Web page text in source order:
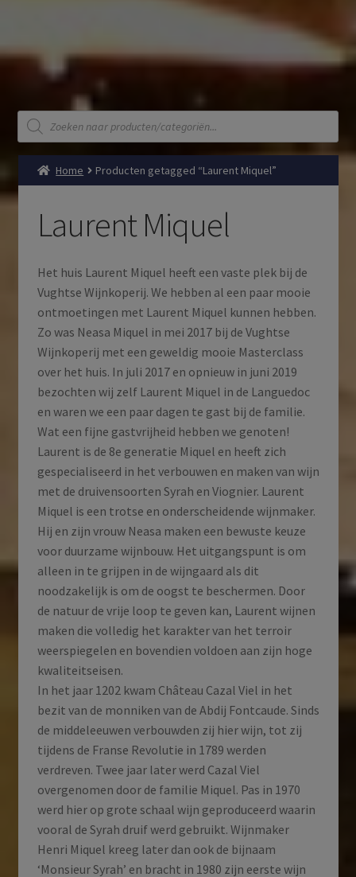
Producten
zoeken
Home Producten getagged “Laurent Miquel”
Laurent Miquel
Het huis Laurent Miquel heeft een vaste plek bij de
Vughtse Wijnkoperij. We hebben al een paar mooie
ontmoetingen met Laurent Miquel kunnen hebben.
Zo was Neasa Miquel in mei 2017 bij de Vughtse
Wijnkoperij met een geweldig mooie Masterclass
over het huis. In juli 2017 en opnieuw in juni 2019
bezochten wij zelf Laurent Miquel in de Languedoc
en waren we een paar dagen te gast bij de familie.
Wat een fijne gastvrijheid hebben we genoten!
Laurent is de 8e generatie Miquel en heeft zich
gespecialiseerd in het verbouwen en maken van wijn
met de druivensoorten Syrah en Viognier. Laurent
Miquel is een trotse en onderscheidende wijnmaker.
Hij en zijn vrouw Neasa maken een bewuste keuze
voor duurzame wijnbouw. Het uitgangspunt is om
alleen in te grijpen in de wijngaard als dit
noodzakelijk is om de oogst te beschermen. Door
de natuur de vrije loop te geven kan, Laurent wijnen
maken die volledig het karakter van het terroir
weerspiegelen en bovendien voldoen aan zijn hoge
kwaliteitseisen.
In het jaar 1202 kwam Château Cazal Viel in het
bezit van de monniken van de Abdij Fontcaude. Sinds
de middeleeuwen verbouwden zij hier wijn, tot zij
tijdens de Franse Revolutie in 1789 werden
verdreven. Twee jaar later werd Cazal Viel
overgenomen door de familie Miquel. Pas in 1970
werd hier op grote schaal wijn geproduceerd waarin
vooral de Syrah druif werd gebruikt. Wijnmaker
Henri Miquel kreeg later dan ook de bijnaam
‘Monsieur Syrah’ en bracht in 1980 zijn eerste wijn